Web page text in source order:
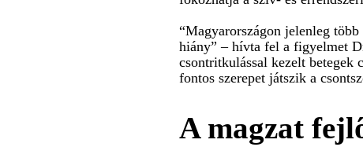
“Magyarországon jelenleg
hiány” – hívta fel a figyelmet
csontritkulással kezelt betegek
fontos szerepet játszik a
A magzat